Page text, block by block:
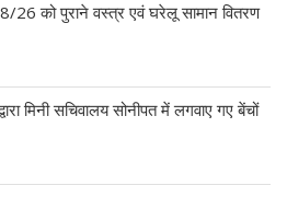
26 को पुराने वस्त्र एवं घरेलू सामान वितरण
मिनी सचिवालय सोनीपत में लगवाए गए बेंचों